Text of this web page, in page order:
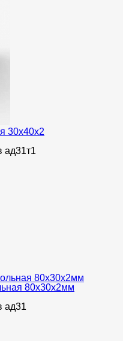
30х40х2
ад31т1
80х30х2мм
ад31